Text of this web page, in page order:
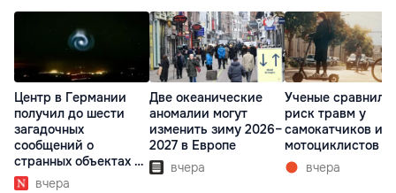
Центр в Германии
получил до шести
загадочных
сообщений о
странных объектах в
небевчера
Две океанические
аномалии могут
изменить зиму 2026–
2027 в Европе
вчера
Ученые сравнили
риск травм у
самокатчиков и
мотоциклистов
вчера